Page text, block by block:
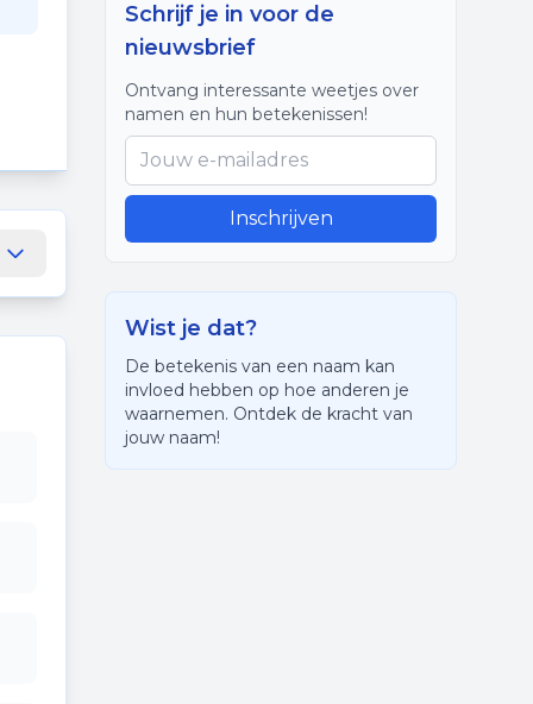
Schrijf je in voor de
nieuwsbrief
Ontvang interessante weetjes over
namen en hun betekenissen!
Inschrijven
Wist je dat?
De betekenis van een naam kan
invloed hebben op hoe anderen je
waarnemen. Ontdek de kracht van
jouw naam!